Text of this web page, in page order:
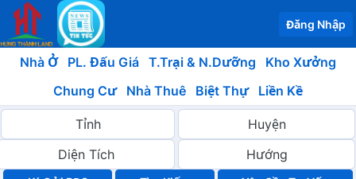
Đăng Nhập
Nhà Ở PL. Đấu Giá T.Trại & N.Dưỡng
Kho Xưởng
Chung Cư
Nhà Thuê Biệt Thự Liền Kề